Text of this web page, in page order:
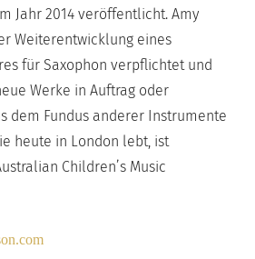
Jahr 2014 veröffentlicht. Amy
Weiterentwicklung eines
für Saxophon verpflichtet und
Werke in Auftrag oder
dem Fundus anderer Instrumente
heute in London lebt, ist
Children’s Music